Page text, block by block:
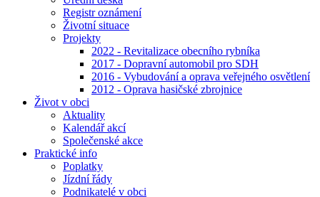
Registr oznámení
Životní situace
Projekty
2022 - Revitalizace obecního rybníka
2017 - Dopravní automobil pro SDH
2016 - Vybudování a oprava veřejného osvětlení
2012 - Oprava hasičské zbrojnice
Život v obci
Aktuality
Kalendář akcí
Společenské akce
Praktické info
Poplatky
Jízdní řády
Podnikatelé v obci